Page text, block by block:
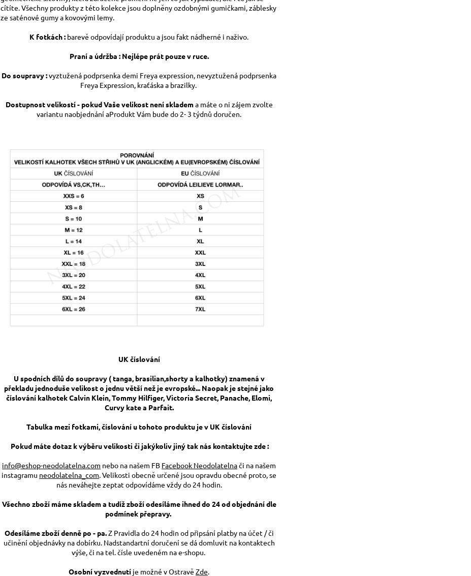
cítíte. Všechny produkty z této kolekce jsou doplněny ozdobnými gumičkami, záblesky
ze saténové gumy a kovovými lemy.
K fotkách : barevě odpovídají produktu a jsou fakt nádherné i naživo.
Praní a údržba : Nejlépe prát pouze v ruce.
Do soupravy :vyztužená podprsenka demi Freya expression, nevyztužená podprsenka
Freya Expression, kraťáska a brazilky.
Dostupnost velikostí - pokud Vaše velikost není skladema máte o ni zájem zvolte
variantu naobjednání aProdukt Vám bude do 2- 3 týdnů doručen.
UK číslování
U spodních dílů do soupravy ( tanga, brasilian,shorty a kalhotky) znamená v
překladu jednoduše velikost o jednu větší než je evropské... Naopak je stejné jako
číslování kalhotek Calvin Klein, Tommy Hilfiger, Victoria Secret, Panache, Elomi,
Curvy kate a Parfait.
Tabulka mezi fotkami, číslování u tohoto produktu je v UK číslování
Pokud máte dotaz k výběru velikosti či jakýkoliv jiný tak nás kontaktujte zde :
info@eshop-neodolatelna.com nebo na našem FB Facebook Neodolatelnači na našem
instagramu neodolatelna_com. Velikosti obecně určené jsou opravdu obecné proto, se
nás neváhejte zeptat odpovídáme vždy do 24 hodin.
Všechno zboží máme skladem a tudíž zboží odesíláme ihned do 24 od objednání dle
podmínek přepravy.
Odesíláme zboží denně po - pa.Z Pravidla do 24 hodin od připsání platby na účet / či
učinění objednávky na dobírku. Nadstandartní doručení se dá domluvit na kontaktech
výše, či na tel. čísle uvedeném na e-shopu.
Osobní vyzvednutí je možné v OstravěZde.